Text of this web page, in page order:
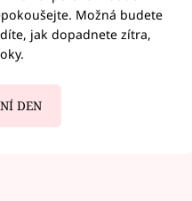
Možná budete
jak dopadnete zítra,
DEN